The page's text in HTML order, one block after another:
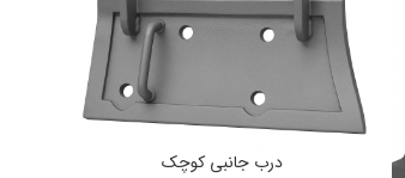
درب جانبی کوچک